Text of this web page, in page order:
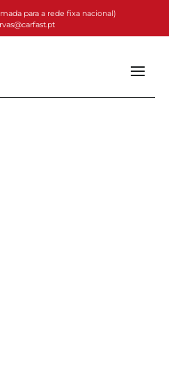
para a rede fixa nacional)